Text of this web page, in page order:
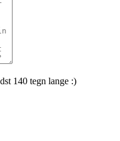
140 tegn lange :)